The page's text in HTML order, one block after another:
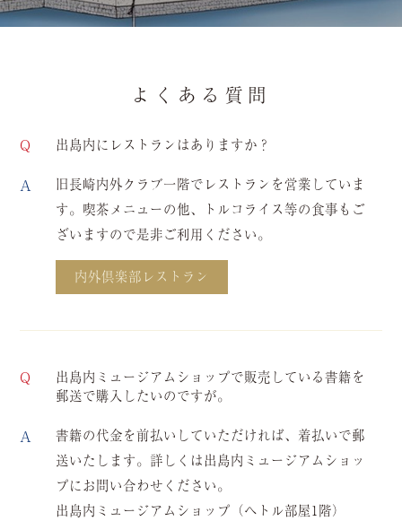
よくある質問
出島内にレストランはありますか？
旧長崎内外クラブ一階でレストランを営業していま
す。喫茶メニューの他、トルコライス等の食事もご
ざいますので是非ご利用ください。
内外倶楽部レストラン
出島内ミュージアムショップで販売している書籍を
郵送で購入したいのですが。
書籍の代金を前払いしていただければ、着払いで郵
送いたします。詳しくは出島内ミュージアムショッ
プにお問い合わせください。
出島内ミュージアムショップ（ヘトル部屋1階）